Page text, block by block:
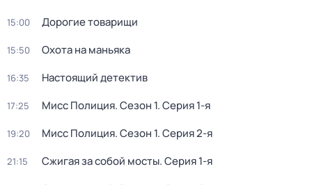
15:00 Дорогие товарищи
15:50 Охота на маньяка
16:35 Настоящий детектив
17:25 Мисс Полиция. Сезон 1. Серия 1-я
19:20 Мисс Полиция. Сезон 1. Серия 2-я
21:15 Сжигая за собой мосты. Серия 1-я